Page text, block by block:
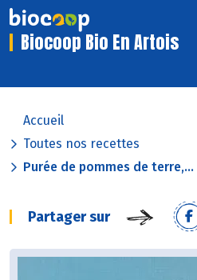
Biocoop Bio En Artois
Accueil
Toutes nos recettes
Purée de pommes de terre,...
Partager sur